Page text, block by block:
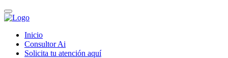
Inicio
Consultor Ai
Solicita tu atención aquí